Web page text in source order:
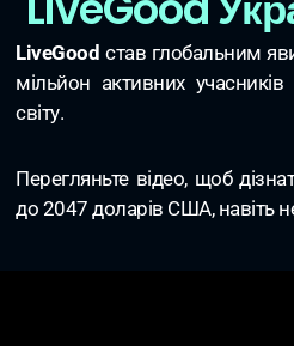
LiveGood став глобальним
мільйон активних
світу.
Перегляньте відео, щоб
до 2047 доларів США, навіть